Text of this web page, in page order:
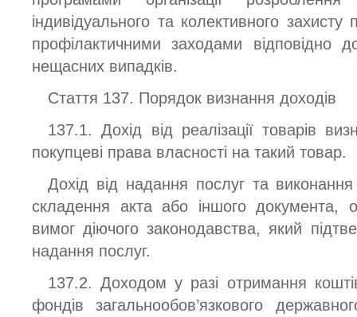
індивідуального та колективного
профілактичними заходами відповідно
нещасних випадків.
Стаття 137. Порядок визнання доходів
137.1. Дохід від реалізації товарів
покупцеві права власності на такий товар.
Дохід від надання послуг та
складення акта або іншого документа,
вимог діючого законодавства, який
надання послуг.
137.2. Доходом у разі отримання
фондів загальнообов’язкового